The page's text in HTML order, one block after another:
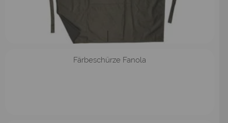
Färbeschürze Fanola